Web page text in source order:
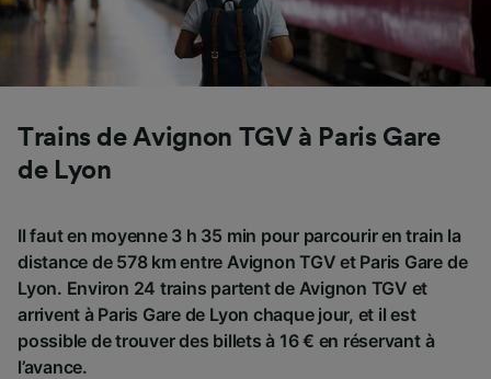
Trains de Avignon TGV à Paris Gare
de Lyon
Il faut en moyenne 3 h 35 min pour parcourir en train la
distance de 578 km entre Avignon TGV et Paris Gare de
Lyon. Environ 24 trains partent de Avignon TGV et
arrivent à Paris Gare de Lyon chaque jour, et il est
possible de trouver des billets à 16 € en réservant à
l’avance.